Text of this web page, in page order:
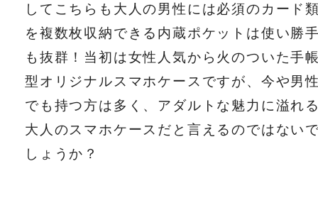
してこちらも大人の男性には必須のカード
を複数枚収納できる内蔵ポケットは使い勝
も抜群！当初は女性人気から火のついた手
型オリジナルスマホケースですが、今や男
でも持つ方は多く、アダルトな魅力に溢れ
大人のスマホケースだと言えるのではない
しょうか？